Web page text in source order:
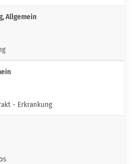
Allgemein
- Erkrankung